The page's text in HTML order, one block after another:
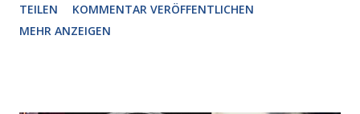
verschiebt sich jedenfalls, denn es kostet Geld, lese ich in
der Zeitung, mehr als 29 Euro, und es ist unklar, wem man
TEILEN
KOMMENTAR VERÖFFENTLICHEN
MEHR ANZEIGEN